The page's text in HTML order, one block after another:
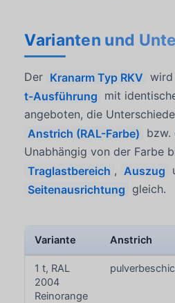
Varianten und
Der Kranarm Typ RKV wird
t-Ausführung mit
angeboten, die
Anstrich (RAL-Farbe) bzw.
Unabhängig von der Farbe
Traglastbereich , Auszug
Seitenausrichtung gleich.
Variante Anstrich
1 t, RAL
2004
Reinorange